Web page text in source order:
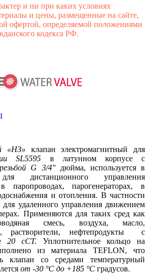
и ни при каких условиях
и цены, размещенные на сайте,
офертой, определяемой положениями
кодекса РФ.
«НЗ» клапан электромагнитный для
SL5595 в латунном корпусе с
резьбой G 3/4″ дюйма, используется в
дистанционного управления
парогенераторах, в
и отопления. В частности
удаленного управления движением
Применяются для таких сред как
смесь, воздуха, масло,
растворители, нефтепродукты с
20 сСТ. Уплотнительное кольцо на
из материала TEFLON, что
клапан со средами температурный
от -30 °С до +185 °С градусов.